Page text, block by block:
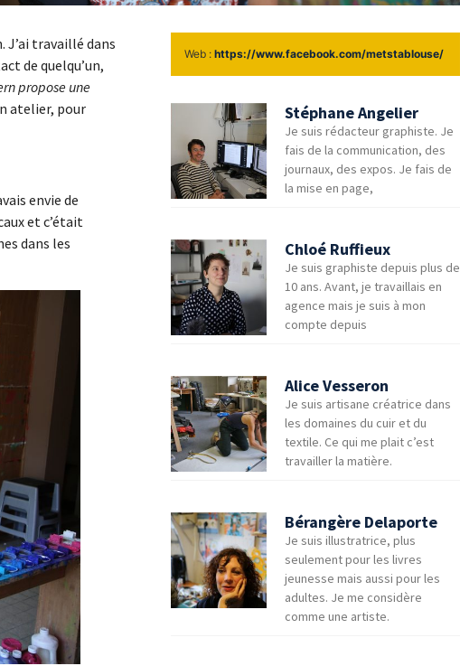
J’ai travaillé dans
de quelqu’un,
propose une
atelier, pour
envie de
et c’était
dans les
Web : https://www.facebook.com/metstablouse/
Stéphane Angelier
Je suis rédacteur graphiste. Je
fais de la communication, des
journaux, des expos. Je fais de
la mise en page,
Chloé Ruffieux
Je suis graphiste depuis plus de
10 ans. Avant, je travaillais en
agence mais je suis à mon
compte depuis
Alice Vesseron
Je suis artisane créatrice dans
les domaines du cuir et du
textile. Ce qui me plait c’est
travailler la matière.
Bérangère Delaporte
Je suis illustratrice, plus
seulement pour les livres
jeunesse mais aussi pour les
adultes. Je me considère
comme une artiste.